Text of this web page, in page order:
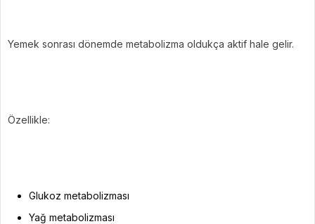
Yemek sonrası dönemde metabolizma oldukça aktif hale gelir.
Özellikle:
Glukoz metabolizması
Yağ metabolizması